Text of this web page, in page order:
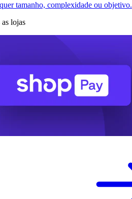
tamanho, complexidade ou objetivo.
lojas